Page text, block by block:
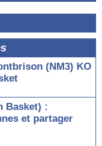
(NM3) KO
Basket) :
et partager